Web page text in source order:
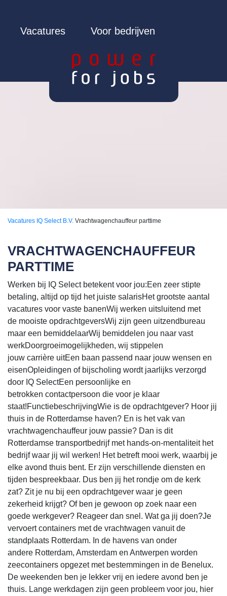
Vacatures Voor bedrijven
Vacatures IQ Select B.V. Vrachtwagenchauffeur parttime
VRACHTWAGENCHAUFFEUR
PARTTIME
Werken bij IQ Select betekent voor jou:Een zeer stipte
betaling, altijd op tijd het juiste salarisHet grootste aantal
vacatures voor vaste banenWij werken uitsluitend met
de mooiste opdrachtgeversWij zijn geen uitzendbureau
maar een bemiddelaarWij bemiddelen jou naar vast
werkDoorgroeimogelijkheden, wij stippelen
jouw carrière uitEen baan passend naar jouw wensen en
eisenOpleidingen of bijscholing wordt jaarlijks verzorgd
door IQ SelectEen persoonlijke en
betrokken contactpersoon die voor je klaar
staat!FunctiebeschrijvingWie is de opdrachtgever? Hoor jij
thuis in de Rotterdamse haven? En is het vak van
vrachtwagenchauffeur jouw passie? Dan is dit
Rotterdamse transportbedrijf met hands-on-mentaliteit het
bedrijf waar jij wil werken! Het betreft mooi werk, waarbij je
elke avond thuis bent. Er zijn verschillende diensten en
tijden bespreekbaar. Dus ben jij het rondje om de kerk
zat? Zit je nu bij een opdrachtgever waar je geen
zekerheid krijgt? Of ben je gewoon op zoek naar een
goede werkgever? Reageer dan snel. Wat ga jij doen?Je
vervoert containers met de vrachtwagen vanuit de
standplaats Rotterdam. In de havens van onder
andere Rotterdam, Amsterdam en Antwerpen worden
zeecontainers opgezet met bestemmingen in de Benelux.
De weekenden ben je lekker vrij en iedere avond ben je
thuis. Lange werkdagen zijn geen probleem voor jou, hier